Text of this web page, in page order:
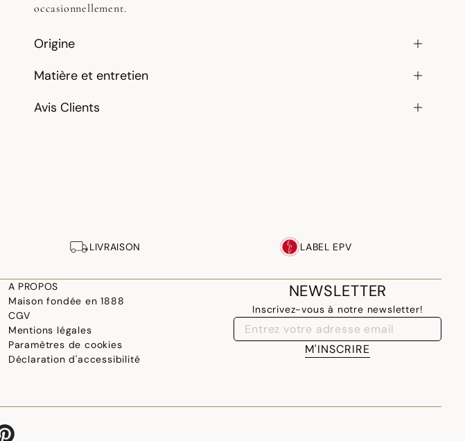
occasionnellement.
Origine
Matière et entretien
Avis Clients
LIVRAISON LABEL EPV
A PROPOS
Maison fondée en 1888
CGV
Mentions légales
Paramètres de cookies
Déclaration d'accessibilité
NEWSLETTER
Inscrivez-vous à notre newsletter!
M'INSCRIRE